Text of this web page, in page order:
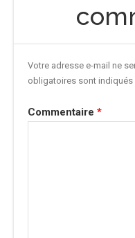
Votre adresse e-mail ne
obligatoires sont indiqués
Commentaire *